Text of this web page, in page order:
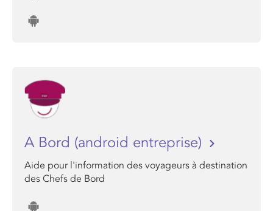
A Bord (android entreprise)
Aide pour l'information des voyageurs à destination
des Chefs de Bord